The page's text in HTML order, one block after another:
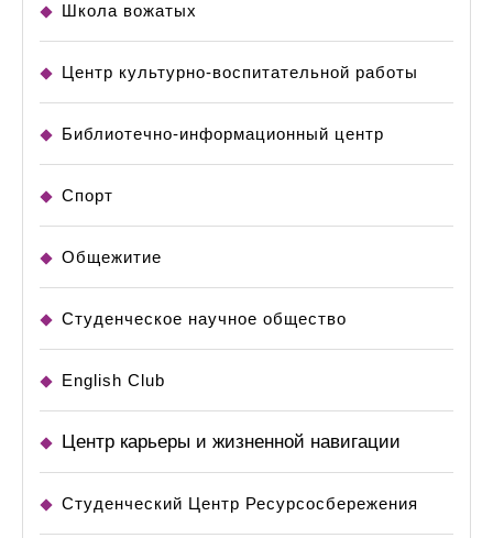
Школа вожатых
Центр культурно-воспитательной работы
Библиотечно-информационный центр
Спорт
Общежитие
Студенческое научное общество
English Club
Центр карьеры и жизненной навигации
Студенческий Центр Ресурсосбережения